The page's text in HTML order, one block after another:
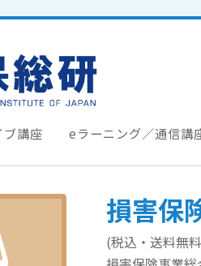
ブ講座 eラーニング／通信講
損害保
(税込・送料無料